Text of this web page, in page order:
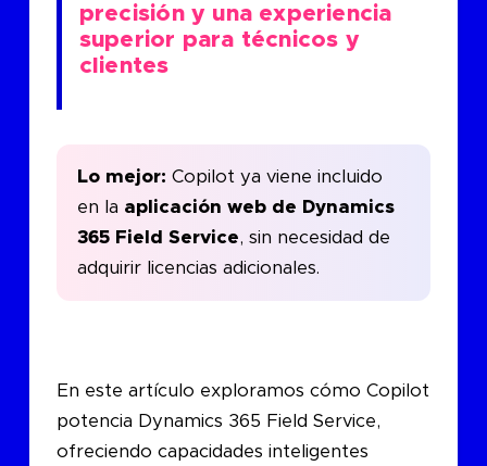
precisión y una experiencia
superior para técnicos y
clientes
Lo mejor: Copilot ya viene incluido
en la aplicación web de Dynamics
365 Field Service, sin necesidad de
adquirir licencias adicionales.
En este artículo exploramos cómo Copilot
potencia Dynamics 365 Field Service,
ofreciendo capacidades inteligentes